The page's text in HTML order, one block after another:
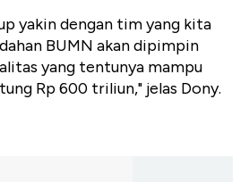
yakin dengan tim yang kita
BUMN akan dipimpin
yang tentunya mampu
Rp 600 triliun," jelas Dony.